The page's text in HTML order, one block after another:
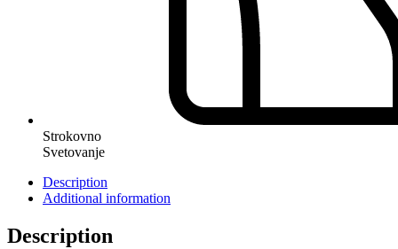
Strokovno
Svetovanje
Description
Additional information
Description